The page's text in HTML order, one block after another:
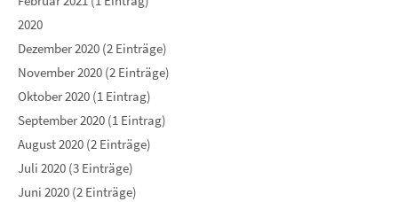
2020
Dezember 2020 (2 Einträge)
November 2020 (2 Einträge)
Oktober 2020 (1 Eintrag)
September 2020 (1 Eintrag)
August 2020 (2 Einträge)
Juli 2020 (3 Einträge)
Juni 2020 (2 Einträge)